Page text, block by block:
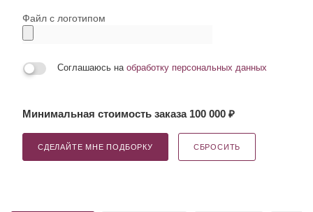
Файл с логотипом
Соглашаюсь на обработку персональных данных
Минимальная стоимость заказа 100 000 ₽
СДЕЛАЙТЕ МНЕ ПОДБОРКУ СБРОСИТЬ